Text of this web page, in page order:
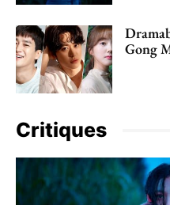
Gong
Critiques